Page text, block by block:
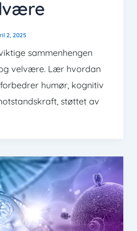
2, 2025
sammenhengen
velvære. Lær hvordan
humør, kognitiv
støttet av